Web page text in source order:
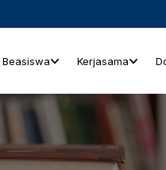
Beasiswa Kerjasama